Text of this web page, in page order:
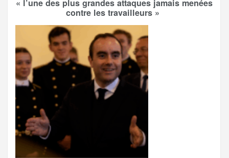
« l’une des plus grandes attaques jamais menées
contre les travailleurs »